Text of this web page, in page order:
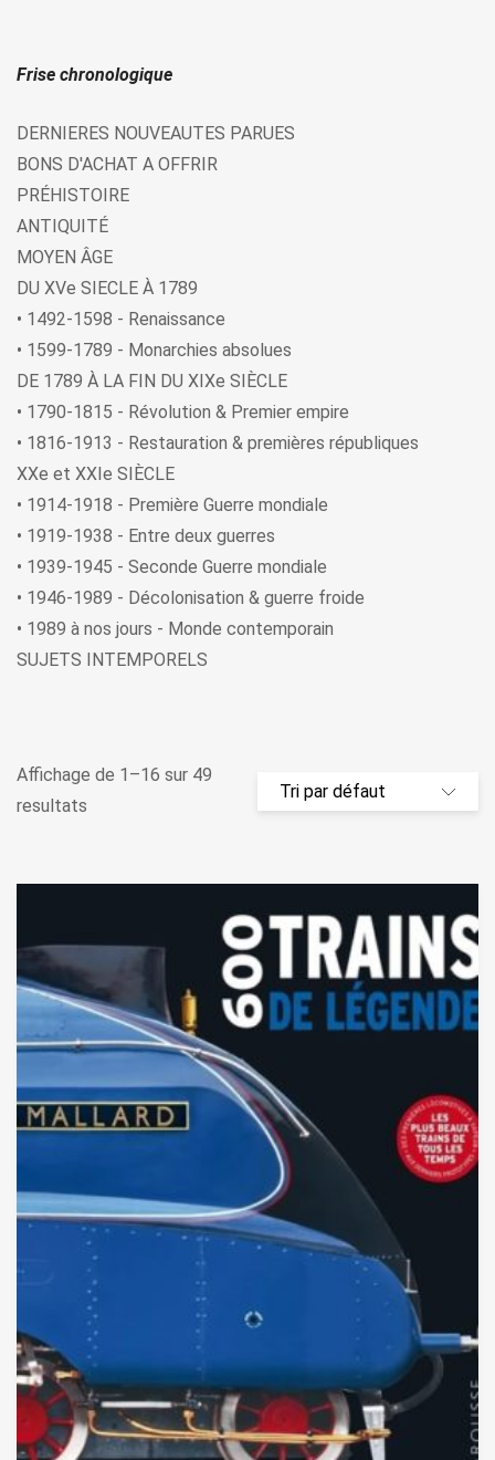
Frise chronologique
DERNIERES NOUVEAUTES PARUES
BONS D'ACHAT A OFFRIR
PRÉHISTOIRE
ANTIQUITÉ
MOYEN ÂGE
DU XVe SIECLE À 1789
• 1492-1598 - Renaissance
• 1599-1789 - Monarchies absolues
DE 1789 À LA FIN DU XIXe SIÈCLE
• 1790-1815 - Révolution & Premier empire
• 1816-1913 - Restauration & premières républiques
XXe et XXIe SIÈCLE
• 1914-1918 - Première Guerre mondiale
• 1919-1938 - Entre deux guerres
• 1939-1945 - Seconde Guerre mondiale
• 1946-1989 - Décolonisation & guerre froide
• 1989 à nos jours - Monde contemporain
SUJETS INTEMPORELS
Affichage de 1–16 sur 49
resultats